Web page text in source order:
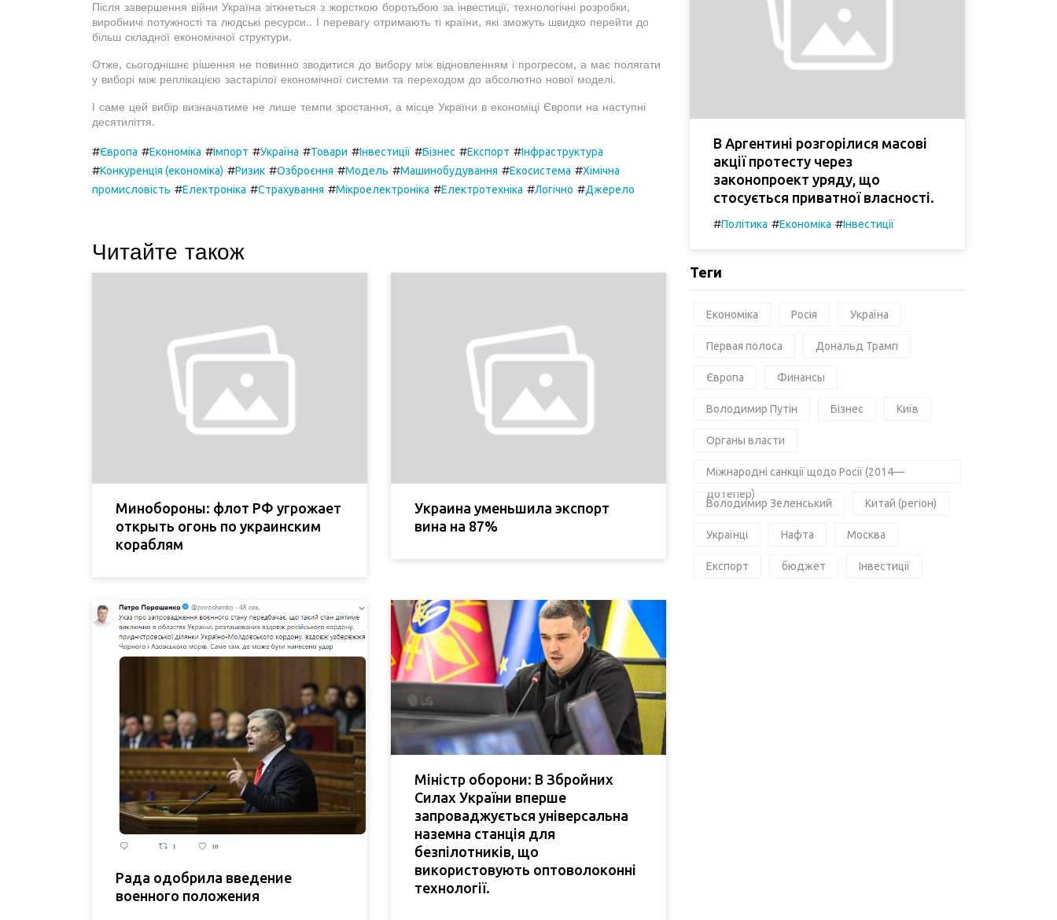
Після завершення війни Україна зіткнеться з жорсткою боротьбою за інвестиції, технологічні розробки,
виробничі потужності та людські ресурси.. І перевагу отримають ті країни, які зможуть швидко перейти до
більш складної економічної структури.
Отже, сьогоднішнє рішення не повинно зводитися до вибору між відновленням і прогресом, а має полягати
у виборі між реплікацією застарілої економічної системи та переходом до абсолютно нової моделі.
І саме цей вибір визначатиме не лише темпи зростання, а місце України в економіці Європи на наступні
десятиліття.
#Європа #Економіка #Імпорт #Україна #Товари #Інвестиції #Бізнес #Експорт #Інфраструктура
#Конкуренція (економіка) #Ризик #Озброєння #Модель #Машинобудування #Екосистема #Хімічна
промисловість #Електроніка #Страхування #Мікроелектроніка #Електротехніка #Логічно #Джерело
Читайте також
Минобороны: флот РФ угрожает
открыть огонь по украинским
кораблям
Украина уменьшила экспорт
вина на 87%
Рада одобрила введение
военного положения
Міністр оборони: В Збройних
Силах України вперше
запроваджується універсальна
наземна станція для
безпілотників, що
використовують оптоволоконні
технології.
В Аргентині розгорілися масові
акції протесту через
законопроект уряду, що
стосується приватної власності.
#Політика #Економіка #Інвестиції
Теги
Економіка Росія Україна
Первая полоса Дональд Трамп
Європа Финансы
Володимир Путін Бізнес Київ
Органы власти
Міжнародні санкції щодо Росії (2014—
дотепер)
Володимир Зеленський Китай (регіон)
Українці Нафта Москва
Експорт бюджет Інвестиції